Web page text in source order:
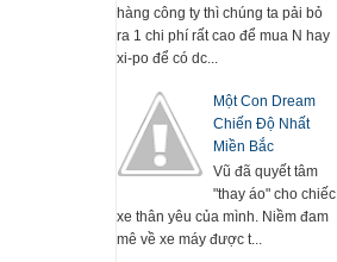
hàng công ty thì chúng ta pải bỏ
ra 1 chi phí rất cao để mua N hay
xi-po để có dc...
Một Con Dream
Chiến Độ Nhất
Miền Bắc
Vũ đã quyết tâm
"thay áo" cho chiếc
xe thân yêu của mình. Niềm đam
mê về xe máy được t...